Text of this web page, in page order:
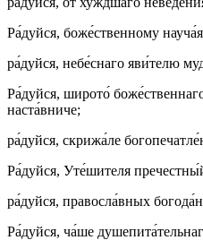
Ра́дуйся, боже́ственному
ра́дуйся, небе́снаго яви́телю
Ра́дуйся, широто́
наста́вниче;
ра́дуйся, скрижа́ле
Ра́дуйся, Уте́шителя
ра́дуйся, правосла́вных
Ра́дуйся, ча́ше